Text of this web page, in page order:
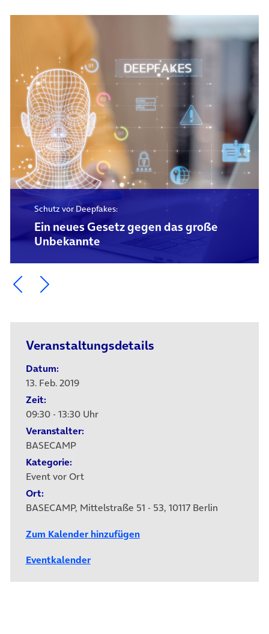
Schutz vor Deepfakes:
Ein neues Gesetz gegen das große
Unbekannte
Ein Element zurück blättern
Ein Element weiter blättern
Veranstaltungsdetails
Datum:
13. Feb. 2019
Zeit:
09:30 - 13:30 Uhr
Veranstalter:
BASECAMP
Kategorie:
Event vor Ort
Ort:
BASECAMP, Mittelstraße 51 - 53, 10117 Berlin
Zum Kalender hinzufügen
Eventkalender